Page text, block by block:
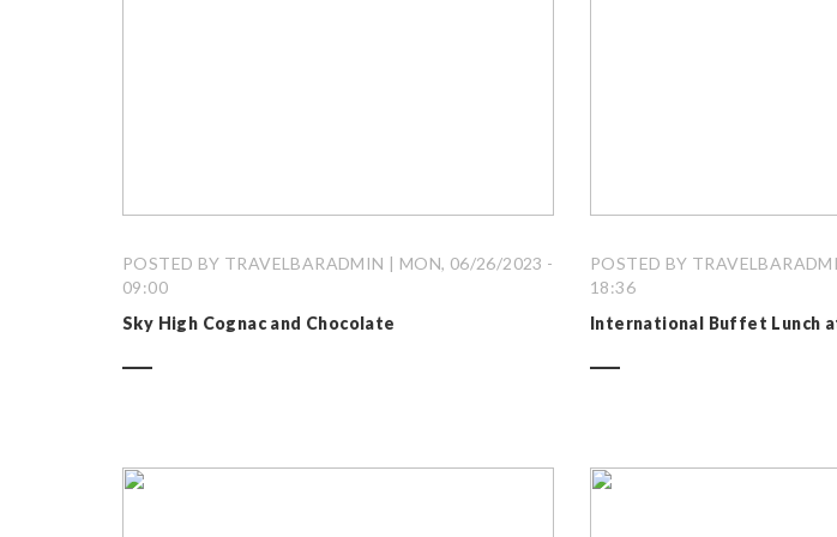
POSTED BY TRAVELBARADMIN | MON, 06/26/2023 -
09:00
Sky High Cognac and Chocolate
POSTED BY
18:36
International Buffet Lunch